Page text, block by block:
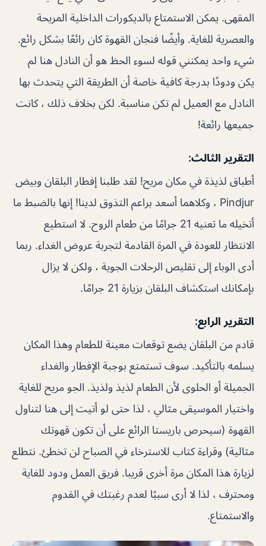
المقهى. يمكن الاستمتاع بالديكورات الداخلية المريحة
والعصرية للغاية. وأيضًا فنجان القهوة كان رائعًا بشكل رائع.
شيء واحد يمكنني قوله لسوء الحظ هو أن النادل هنا لم
يكن ودودًا بدرجة كافية خاصة أن الطريقة التي يتحدث بها
النادل مع العميل لم تكن مناسبة. لكن بخلاف ذلك ، كانت
جميعها رائعة!
التقرير الثالث:
أطباق لذيذة في مكان مريح! لقد طلبنا إفطار البلقان وبيض
Pindjur ، ​​وكلاهما أسعد براعم التذوق لدينا! إنها بالضبط ما
أتخيله ما تعنيه 21 جرامًا من طعام الروح. لا استطيع
الانتظار للعودة في المرة القادمة لتجربة عروض الغداء. ربما
أدى الوباء إلى تقليص الرحلات الجوية ، ولكن لا يزال
بإمكانك استكشاف البلقان بزيارة 21 جرامًا.
التقرير الرابع:
قادم من البلقان يضع توقعات معينة للطعام وهذا المكان
يسلمه بالتأكيد. سوف تستمتع بوجبة الإفطار والغداء
الجميلة أو الحلوى لأن الطعام لذيذ ولذيذ. الجو مريح للغاية
واختيار الموسيقى مثالي ، لذا حتى لو أتيت إلى هنا لتناول
القهوة (سيحرص باريستا الرائع على أن تكون قهوتك
مثالية) وقراءة كتاب للاسترخاء في الصباح لن تخطئ. نتطلع
لزيارة هذا المكان مرة أخرى قريبا. فريق العمل ودود للغاية
ومحترف ، لذا لا أرى سببًا لعدم رغبتك في القدوم
والاستمتاع.